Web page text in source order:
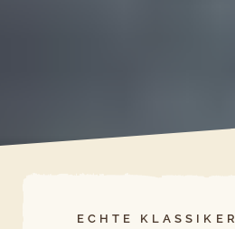
ECHTE KLASSIKER